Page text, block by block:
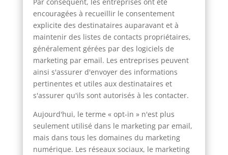
encouragées à recueillir le consentement
explicite des destinataires auparavant et à
maintenir des listes de contacts propriétaires,
généralement gérées par des logiciels de
marketing par email. Les entreprises peuvent
ainsi s'assurer d'envoyer des informations
pertinentes et utiles aux destinataires et
s'assurer qu'ils sont autorisés à les contacter.
Aujourd'hui, le terme « opt-in » n'est plus
seulement utilisé dans le marketing par email,
mais dans tous les domaines du marketing
numérique. Les réseaux sociaux, le marketing